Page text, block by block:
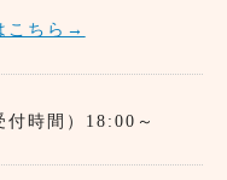
こちら→
付時間）18:00～